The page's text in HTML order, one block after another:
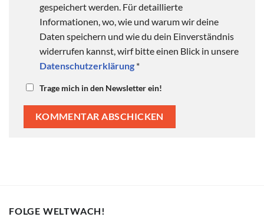
gespeichert werden. Für detaillierte
Informationen, wo, wie und warum wir deine
Daten speichern und wie du dein Einverständnis
widerrufen kannst, wirf bitte einen Blick in unsere
Datenschutzerklärung *
Trage mich in den Newsletter ein!
FOLGE WELTWACH!